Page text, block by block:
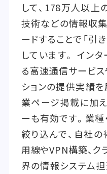
して、178万人以上
技術などの情報収
ードすることで「引
しています。 イン
る高速通信サービ
ションの提供実績
業ページ掲載に加
ーも有効です。業種
絞り込んで、自社
用線やVPN構築、ク
界の情報システム